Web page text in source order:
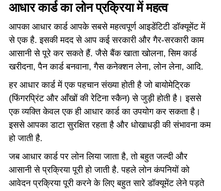
आधार कार्ड का लोन प्रक्रिया में महत्व
आपका आधार कार्ड आपके सबसे महत्वपूर्ण आइडेंटिटी डॉक्यूमेंट में
से एक है. इसकी मदद से आप कई सरकारी और गैर-सरकारी काम
आसानी से पूरे कर सकते हैं. जैसे बैंक खाता खोलना, सिम कार्ड
खरीदना, पैन कार्ड बनवाना, गैस कनेक्शन लेना, लोन लेना, आदि.
हर आधार कार्ड में एक पहचान संख्या होती है जो बायोमेट्रिक
(फिंगरप्रिंट और आँखों की रेटिना स्कैन) से जुड़ी होती है। इससे
एक व्यक्ति केवल एक ही आधार कार्ड का उपयोग कर सकता है।
इससे आपका डाटा सुरक्षित रहता है और धोखाधड़ी की संभावना कम
हो जाती है.
जब आधार कार्ड पर लोन लिया जाता है, तो बहुत जल्दी और
आसानी से प्रक्रिया पूरी हो जाती है. पहले लोन कंपनियों को
आवेदन प्रक्रिया पूरी करने के लिए बहुत सारे डॉक्यूमेंट लेने पड़ते